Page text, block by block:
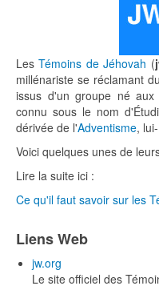
Les Témoins de Jéhovah (
millénariste se réclamant
issus d'un groupe né aux
connu sous le nom
dérivée de l'Adventisme,
Voici quelques unes de
Lire la suite ici :
Ce qu'il faut savoir sur les
Liens Web
jw.org
Le site officiel des